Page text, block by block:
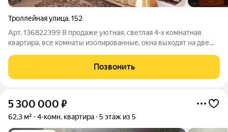
Троллейная улица,152
Арт. 136822399 В продаже уютная, светлая 4-х комнатная
квартира, все комнаты изолированные, окна выходят на две
хозяевам остается: кухонный гарнитур и прихожая, остальное
по договоренности.
Позвонить
5 300 000 ₽
62,3 м² 4-комн. квартира 5 этаж из 5